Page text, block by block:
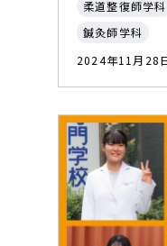
柔道整復師学科
鍼灸師学科
2024年11月28